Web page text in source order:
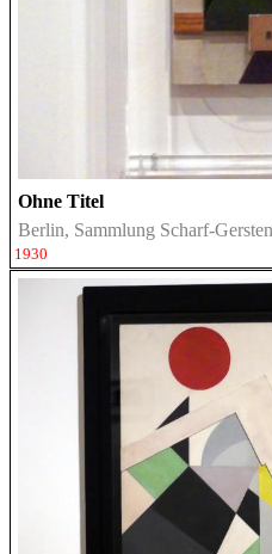
Ohne Titel
Berlin, Sammlung Scharf-
1930